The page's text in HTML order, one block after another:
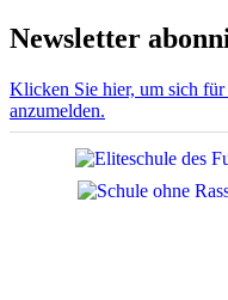
Newsletter
Klicken Sie hier, um sich
anzumelden.